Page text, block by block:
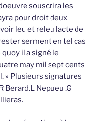
souscrira les
pour droit deux
leu et releu lacte de
serment en tel cas
il a signé le
may mil sept cents
» Plusieurs signatures
Berard.L Nepueu .G